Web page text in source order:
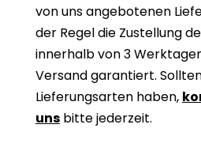
von uns angebotenen
der Regel die Zustellung
innerhalb von 3
Versand garantiert.
Lieferungsarten haben,
uns bitte jederzeit.